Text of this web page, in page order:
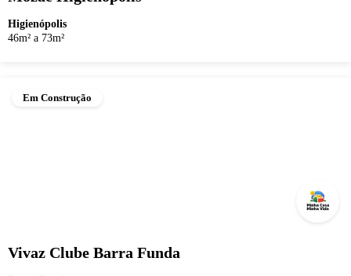
Higienópolis
46m² a 73m²
Em Construção
Vivaz Clube Barra Funda